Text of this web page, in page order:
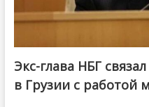
Экс-глава НБГ
в Грузии с работой